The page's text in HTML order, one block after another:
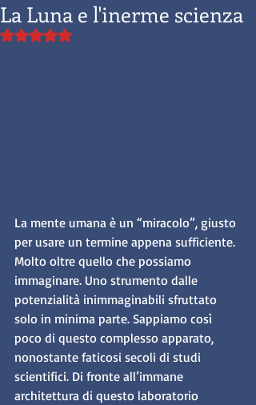
La Luna e l'inerme scienza
Valutazione NaN stelle su 5.
La mente umana è un “miracolo”, giusto
per usare un termine appena sufficiente.
Molto oltre quello che possiamo
immaginare. Uno strumento dalle
potenzialità inimmaginabili sfruttato
solo in minima parte. Sappiamo così
poco di questo complesso apparato,
nonostante faticosi secoli di studi
scientifici. Di fronte all’immane
architettura di questo laboratorio